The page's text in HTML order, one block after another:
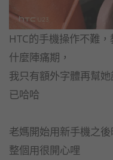
HTC的手機操作不難
什麼陣痛期，
我只有額外字體再幫
已哈哈
老媽開始用新手機之
整個用很開心哩